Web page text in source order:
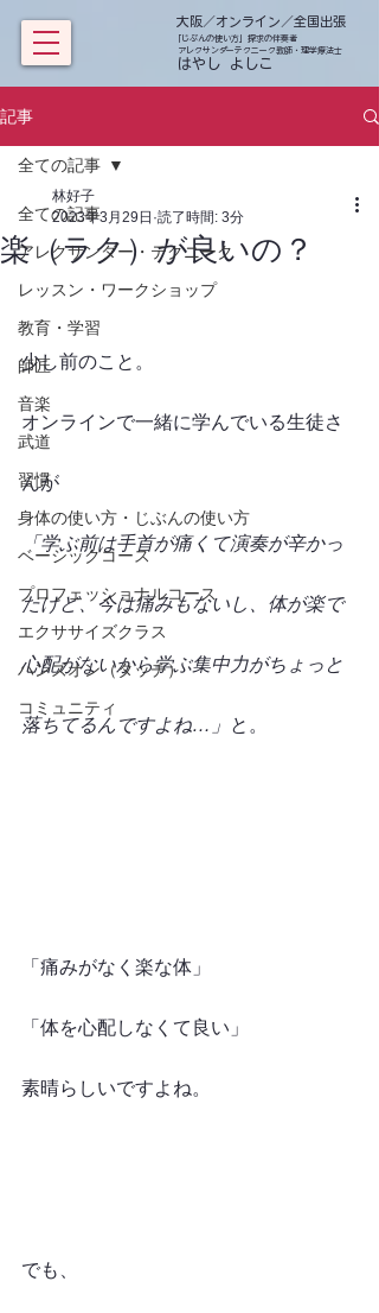
「じぶんの使い方」探求の伴奏者
アレクサンダーテクニーク教師・理学療法士
​ はやし よしこ
大阪／オンライン／全国出張
記事
全ての記事
アレクサンダー・テクニーク
レッスン・ワークショップ
教育・学習
師匠
音楽
武道
習慣
身体の使い方・じぶんの使い方
ベーシックコース
プロフェッショナルコース
エクササイズクラス
ハンズオン（タッチ）
コミュニティ
全ての記事
楽（ラク）が良いの？
林好子
2023年3月29日 読了時間: 3分
少し前のこと。
オンラインで一緒に学んでいる生徒さ
んが
「学ぶ前は手首が痛くて演奏が辛かっ
たけど、今は痛みもないし、体が楽で
心配がないから学ぶ集中力がちょっと
落ちてるんですよね…」 と。
「痛みがなく楽な体」
「体を心配しなくて良い」
素晴らしいですよね。
でも、